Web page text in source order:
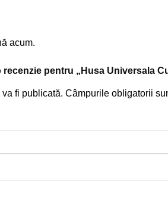
acum.
recenzie pentru „Husa Universala
fi publicată. Câmpurile obligatorii